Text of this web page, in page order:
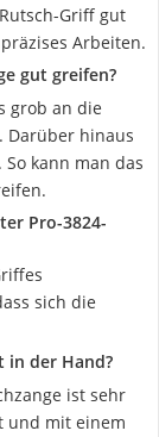
Griff gut
Arbeiten.
gut greifen?
grob an die
Darüber hinaus
kann man das
Pro-3824-
sich die
in der Hand?
ist sehr
und mit einem